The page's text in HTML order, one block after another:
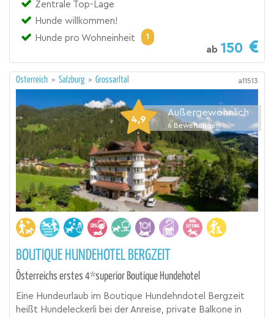
Zentrale Top-Lage
Hunde willkommen!
Hunde pro Wohneinheit
1
ab 150
Österreich > Salzburg > Grossarltal a11513
4,9
Außergewöhnlich
6 Bewertungen
BOUTIQUE HUNDEHOTEL BERGZEIT
Österreichs erstes 4*superior Boutique Hundehotel
Eine Hundeurlaub im Boutique Hundehndotel Bergzeit
heißt Hundeleckerli bei der Anreise, private Balkone in